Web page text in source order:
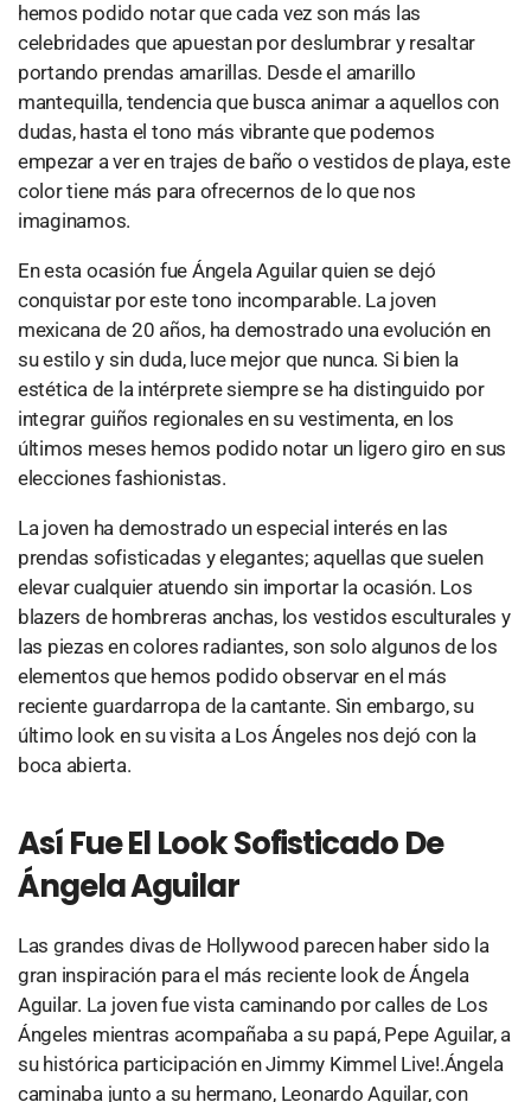
hemos podido notar que cada vez son más las
celebridades que apuestan por deslumbrar y resaltar
portando prendas amarillas. Desde el amarillo
mantequilla, tendencia que busca animar a aquellos con
dudas, hasta el tono más vibrante que podemos
empezar a ver en trajes de baño o vestidos de playa, este
color tiene más para ofrecernos de lo que nos
imaginamos.
En esta ocasión fue Ángela Aguilar quien se dejó
conquistar por este tono incomparable. La joven
mexicana de 20 años, ha demostrado una evolución en
su estilo y sin duda, luce mejor que nunca. Si bien la
estética de la intérprete siempre se ha distinguido por
integrar guiños regionales en su vestimenta, en los
últimos meses hemos podido notar un ligero giro en sus
elecciones fashionistas.
La joven ha demostrado un especial interés en las
prendas sofisticadas y elegantes; aquellas que suelen
elevar cualquier atuendo sin importar la ocasión. Los
blazers de hombreras anchas, los vestidos esculturales y
las piezas en colores radiantes, son solo algunos de los
elementos que hemos podido observar en el más
reciente guardarropa de la cantante. Sin embargo, su
último look en su visita a Los Ángeles nos dejó con la
boca abierta.
Así Fue El Look Sofisticado De
Ángela Aguilar
Las grandes divas de Hollywood parecen haber sido la
gran inspiración para el más reciente look de Ángela
Aguilar. La joven fue vista caminando por calles de Los
Ángeles mientras acompañaba a su papá, Pepe Aguilar, a
su histórica participación en Jimmy Kimmel Live!.Ángela
caminaba junto a su hermano, Leonardo Aguilar, con